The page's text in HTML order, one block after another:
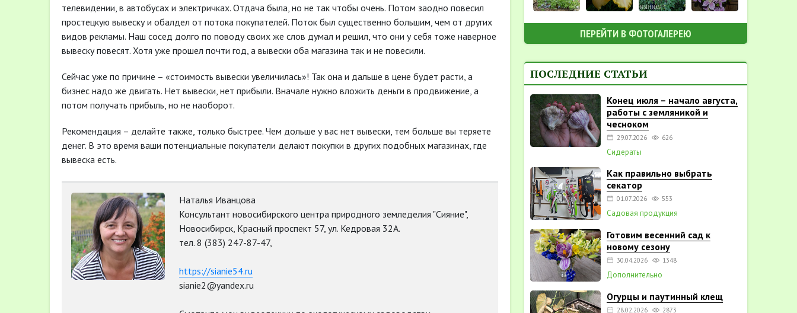
телевидении, в автобусах и электричках. Отдача была, но не так чтобы очень. Потом заодно повесил
простецкую вывеску и обалдел от потока покупателей. Поток был существенно большим, чем от других
видов рекламы. Наш сосед долго по поводу своих же слов думал и решил, что они у себя тоже наверное
вывеску повесят. Хотя уже прошел почти год, а вывески оба магазина так и не повесили.
Сейчас уже по причине – «стоимость вывески увеличилась»! Так она и дальше в цене будет расти, а
бизнес надо же двигать. Нет вывески, нет прибыли. Вначале нужно вложить деньги в продвижение, а
потом получать прибыль, но не наоборот.
Рекомендация – делайте также, только быстрее. Чем дольше у вас нет вывески, тем больше вы теряете
денег. В это время ваши потенциальные покупатели делают покупки в других подобных магазинах, где
вывеска есть.
Наталья Иванцова
Консультант новосибирского центра природного земледелия "Сияние",
Новосибирск, Красный проспект 57, ул. Кедровая 32А.
тел. 8 (383) 247-87-47,
https://sianie54.ru
sianie2@yandex.ru
ПЕРЕЙТИ В ФОТОГАЛЕРЕЮ
ПОСЛЕДНИЕ СТАТЬИ
Конец июля – начало августа,
работы с земляникой и
чесноком
29.07.2026 626
Сидераты
Как правильно выбрать
секатор
01.07.2026 553
Садовая продукция
Готовим весенний сад к
новому сезону
30.04.2026 1348
Дополнительно
Огурцы и паутинный клещ
28.02.2026 2873